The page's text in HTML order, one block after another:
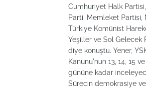
Cumhuriyet Halk
Parti, Memleket Partisi,
Türkiye Komünist
Yeşiller ve Sol Gelecek
diye konuştu. Yener,
Kanunu'nun 13, 14, 15
gününe kadar
Sürecin demokrasiye ve